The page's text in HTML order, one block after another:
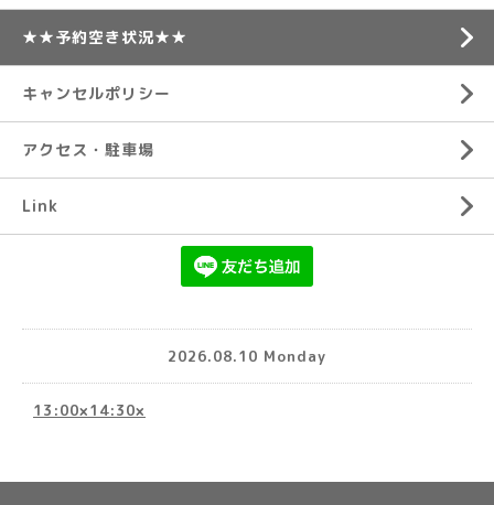
★★予約空き状況★★
キャンセルポリシー
アクセス・駐車場
Link
2026.08.10 Monday
13:00×14:30×